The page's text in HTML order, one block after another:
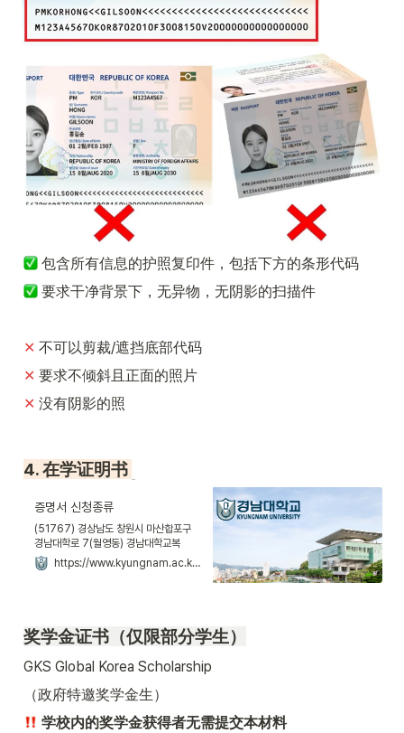
包含所有信息的护照复印件，包括下方的条形代码
要求干净背景下，无异物，无阴影的扫描件
✕ 不可以剪裁/遮挡底部代码
✕ 要求不倾斜且正面的照片
✕ 没有阴影的照
4. 在学证明书
증명서 신청종류
(51767) 경상남도 창원시 마산합포구
경남대학로 7(월영동) 경남대학교복
사/Tel. 055)245-5000/Fax.
055)246-6184
https://www.kyungnam.ac.kr/ko/6940/subview.do
奖学金证书（仅限部分学生）
GKS Global Korea Scholarship
（政府特邀奖学金生）
学校内的奖学金获得者无需提交本材料